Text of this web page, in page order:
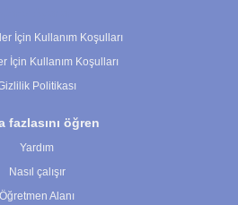
İçin Kullanım Koşulları
İçin Kullanım Koşulları
Politikası
fazlasını öğren
Yardım
Nasıl çalışır
Öğretmen Alanı